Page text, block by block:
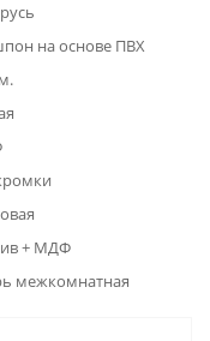
на основе ПВХ
+ МДФ
межкомнатная